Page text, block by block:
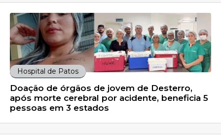
Hospital de Patos
Doação de órgãos de jovem de Desterro,
após morte cerebral por acidente, beneficia 5
pessoas em 3 estados